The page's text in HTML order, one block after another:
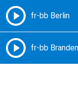
Freie Radios –